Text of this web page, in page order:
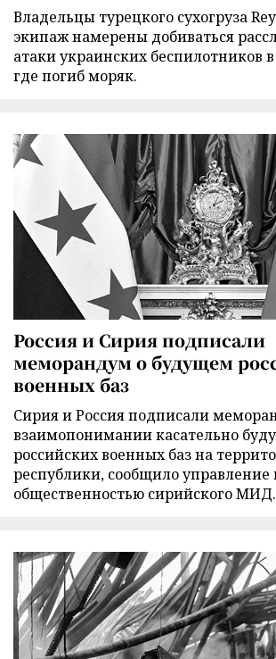
Владельцы турецкого сухогруза
экипаж намерены добиваться
атаки украинских беспилотников
где погиб моряк.
Россия и Сирия подписали
меморандум о будущем
военных баз
Сирия и Россия подписали
взаимопонимании касательно
российских военных баз на
республики, сообщило управление
общественностью сирийского МИД.